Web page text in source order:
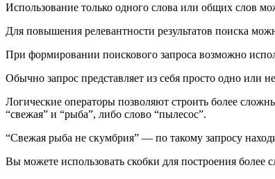
Использование только одного слова или общих слов
Для повышения релевантности результатов поиска
При формировании поискового запроса возможно
Обычно запрос представляет из себя просто одно или
Логические операторы позволяют строить более
“свежая” и “рыба”, либо слово “пылесос”.
“Свежая рыба не скумбрия” — по такому запросу
Вы можете использовать скобки для построения более